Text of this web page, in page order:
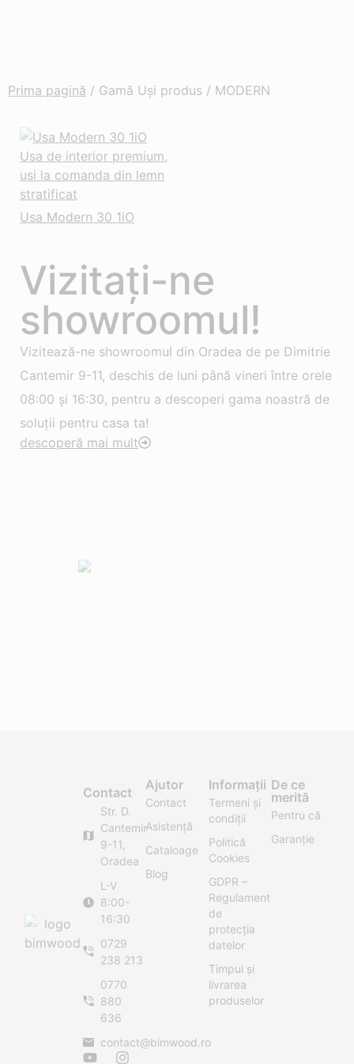
Prima pagină / Gamă Uși produs / MODERN
Usa Modern 30 1iO
Vizitați-ne
showroomul!
Vizitează-ne showroomul din Oradea de pe Dimitrie
Cantemir 9-11, deschis de luni până vineri între orele
08:00 și 16:30, pentru a descoperi gama noastră de
soluții pentru casa ta!
descoperă mai mult
Contact
Str. D.
Cantemir
9-11,
Oradea
L-V
8:00-
16:30
0729
238 213
0770
880
636
contact@bimwood.ro
Ajutor
Contact
Asistență
Cataloage
Blog
Informații
Termeni și
condiții
Politică
Cookies
GDPR –
Regulament
de
protecția
datelor
Timpul și
livrarea
produselor
De ce
merită
Pentru că
Garanție